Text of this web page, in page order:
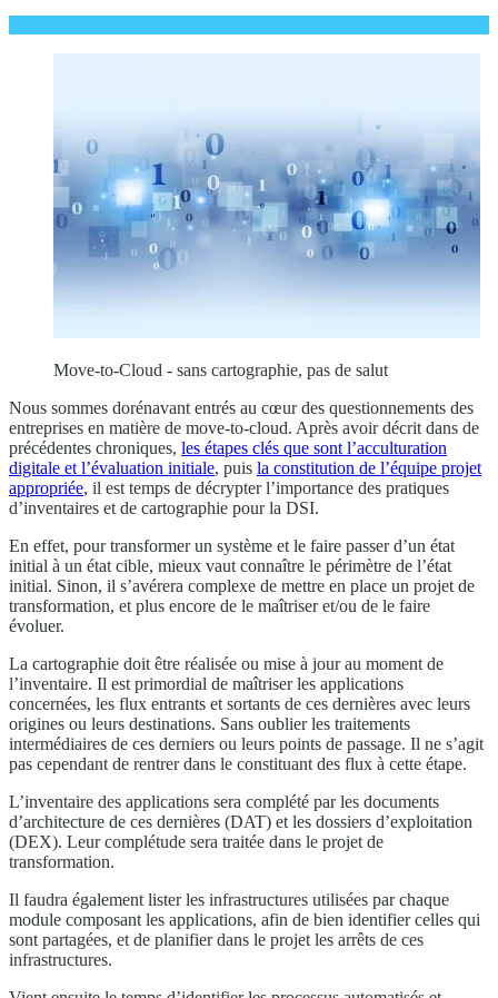
Move-to-Cloud - sans cartographie, pas de salut
Nous sommes dorénavant entrés au cœur des questionnements des
entreprises en matière de move-to-cloud. Après avoir décrit dans de
précédentes chroniques, les étapes clés que sont l’acculturation
digitale et l’évaluation initiale, puis la constitution de l’équipe projet
appropriée, il est temps de décrypter l’importance des pratiques
d’inventaires et de cartographie pour la DSI.
En effet, pour transformer un système et le faire passer d’un état
initial à un état cible, mieux vaut connaître le périmètre de l’état
initial. Sinon, il s’avérera complexe de mettre en place un projet de
transformation, et plus encore de le maîtriser et/ou de le faire
évoluer.
La cartographie doit être réalisée ou mise à jour au moment de
l’inventaire. Il est primordial de maîtriser les applications
concernées, les flux entrants et sortants de ces dernières avec leurs
origines ou leurs destinations. Sans oublier les traitements
intermédiaires de ces derniers ou leurs points de passage. Il ne s’agit
pas cependant de rentrer dans le constituant des flux à cette étape.
L’inventaire des applications sera complété par les documents
d’architecture de ces dernières (DAT) et les dossiers d’exploitation
(DEX). Leur complétude sera traitée dans le projet de
transformation.
Il faudra également lister les infrastructures utilisées par chaque
module composant les applications, afin de bien identifier celles qui
sont partagées, et de planifier dans le projet les arrêts de ces
infrastructures.